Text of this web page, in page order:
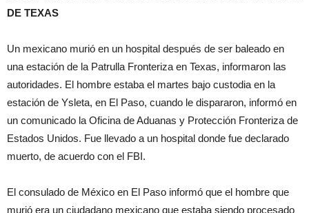
DE TEXAS
Un mexicano murió en un hospital después de ser baleado en
una estación de la Patrulla Fronteriza en Texas, informaron las
autoridades. El hombre estaba el martes bajo custodia en la
estación de Ysleta, en El Paso, cuando le dispararon, informó en
un comunicado la Oficina de Aduanas y Protección Fronteriza de
Estados Unidos. Fue llevado a un hospital donde fue declarado
muerto, de acuerdo con el FBI.
El consulado de México en El Paso informó que el hombre que
murió era un ciudadano mexicano que estaba siendo procesado